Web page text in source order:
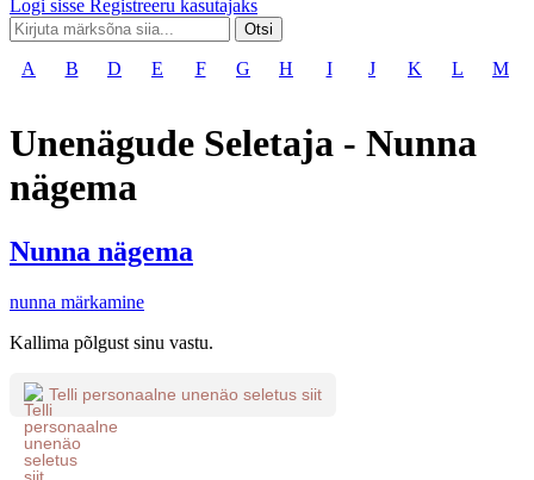
Logi sisse Registreeru kasutajaks
Otsi
A B D E F G H I J K L M
Unenägude Seletaja - Nunna
nägema
Nunna nägema
nunna märkamine
Kallima põlgust sinu vastu.
Telli personaalne unenäo seletus siit